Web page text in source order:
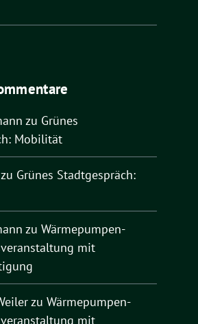
zu Grünes
Mobilität
zu Grünes Stadtgespräch:
zu Wärmepumpen-
mit
zu Wärmepumpen-
mit